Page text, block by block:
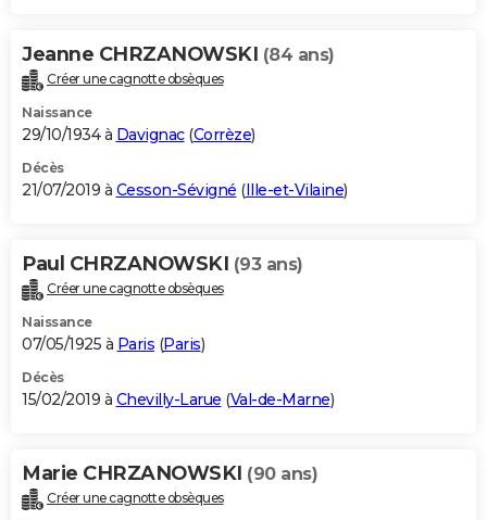
Jeanne CHRZANOWSKI (84 ans)
Créer une cagnotte obsèques
Naissance
29/10/1934 à Davignac(Corrèze)
Décès
21/07/2019 à Cesson-Sévigné (Ille-et-Vilaine)
Paul CHRZANOWSKI (93 ans)
Créer une cagnotte obsèques
Naissance
07/05/1925 à Paris (Paris)
Décès
15/02/2019 à Chevilly-Larue (Val-de-Marne)
Marie CHRZANOWSKI (90 ans)
Créer une cagnotte obsèques